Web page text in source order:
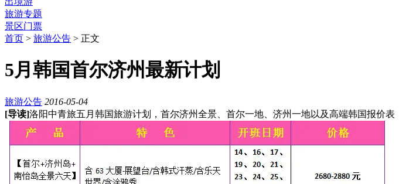
旅游专题
景区门票
首页 > 旅游公告 > 正文
5月韩国首尔济州最新计划
旅游公告 2016-05-04
[导读]洛阳中青旅五月韩国旅游计划，首尔济州全景、首尔一地、济州一地以及高端韩国报价表